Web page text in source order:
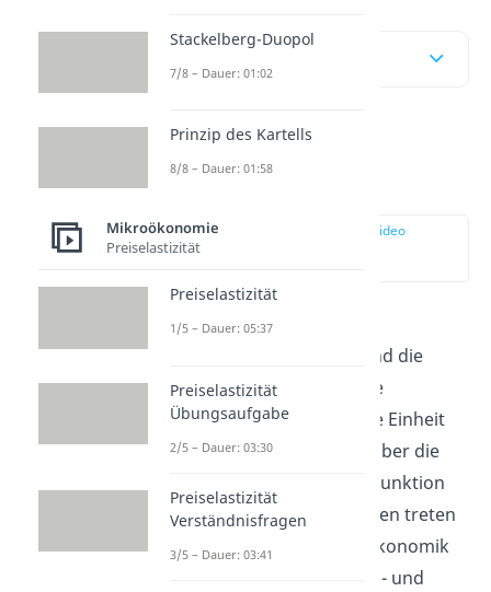
Grenzkosten
zur Stelle im Video
DieGrenzkosten
sind die
Kosten, die durch eine
zusätzlich produzierte Einheit
anfallen. Sie werden über die
Ableitung der Kostenfunktion
berechnet. Grenzkosten treten
sowohl in der Mikroökonomik
als auch in der Kosten- und
Stackelberg-Duopol
7/8 – Dauer: 01:02
Prinzip des Kartells
8/8 – Dauer: 01:58
Mikroökonomie
Preiselastizität
Preiselastizität
1/5 – Dauer: 05:37
Preiselastizität
Übungsaufgabe
2/5 – Dauer: 03:30
Preiselastizität
Verständnisfragen
3/5 – Dauer: 03:41